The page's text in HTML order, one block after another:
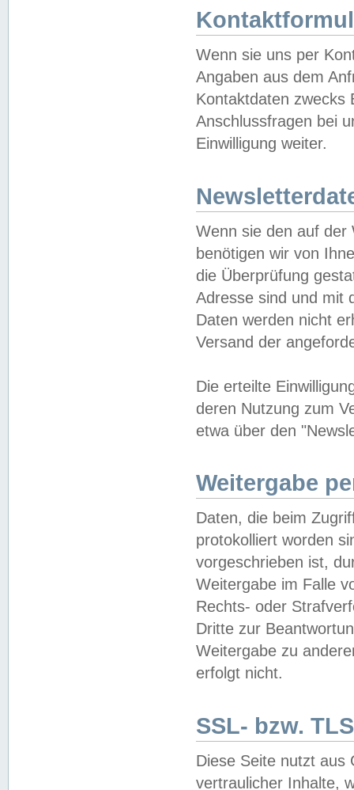
Wenn sie uns per
Angaben aus dem
Kontaktdaten zwecks
Anschlussfragen bei
Einwilligung weiter.
Wenn sie den auf der
benötigen wir von
die Überprüfung
Adresse sind und mit
Daten werden nicht
Versand der
Die erteilte
deren Nutzung zum
etwa über den
Weitergabe
Daten, die beim
protokolliert worden
vorgeschrieben ist,
Weitergabe im Falle
Rechts- oder
Dritte zur
Weitergabe zu
erfolgt nicht.
SSL- bzw.
Diese Seite nutzt aus
vertraulicher Inhalte,